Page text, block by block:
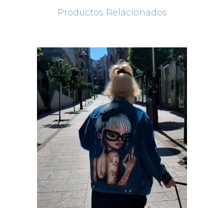
Productos Relacionados